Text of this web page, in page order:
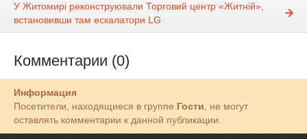
У Житомирі реконструювали Торговий центр «Житній»,
встановивши там ескалатори LG
Комментарии (0)
Информация
Посетители, находящиеся в группе Гости, не могут
оставлять комментарии к данной публикации.